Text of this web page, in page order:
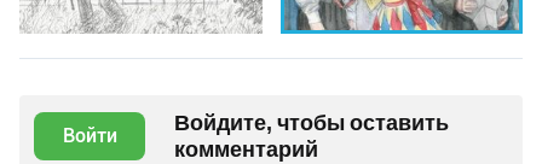
Войти
Войдите, чтобы оставить
комментарий